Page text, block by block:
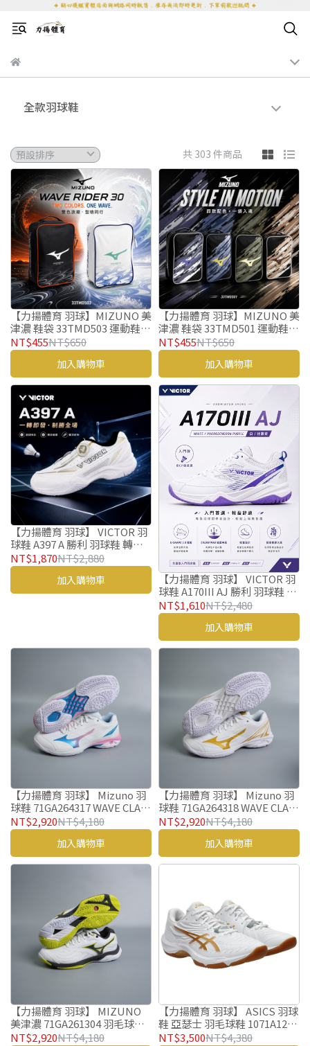
全款羽球鞋
共 303 件商品
【力揚體育 羽球】MIZUNO 美
津濃 鞋袋 33TMD503 運動鞋袋
羽球鞋袋
NT$455NT$650
加入購物車
【力揚體育 羽球】MIZUNO 美
津濃 鞋袋 33TMD501 運動鞋袋
羽球鞋袋
NT$455NT$650
加入購物車
【力揚體育 羽球】 VICTOR 羽
球鞋 A397 A 勝利 羽球鞋 轉轉
鞋
NT$1,870NT$2,880
加入購物車
【力揚體育 羽球】 VICTOR 羽
球鞋 A170III AJ 勝利 羽球鞋 入
門款
NT$1,610NT$2,480
加入購物車
【力揚體育 羽球】 Mizuno 羽
球鞋 71GA264317 WAVE CLAW
4 美津濃 羽毛球鞋
NT$2,920NT$4,180
加入購物車
【力揚體育 羽球】 Mizuno 羽
球鞋 71GA264318 WAVE CLAW
4 美津濃 羽毛球鞋
NT$2,920NT$4,180
加入購物車
【力揚體育 羽球】 MIZUNO
美津濃 71GA261304 羽毛球鞋
WAVE FANG 3 羽球鞋
NT$2,920NT$4,180
【力揚體育 羽球】 ASICS 羽球
鞋 亞瑟士 羽毛球鞋 1071A125-
100 COURT CONTROL FF 4
NT$3,500NT$4,380